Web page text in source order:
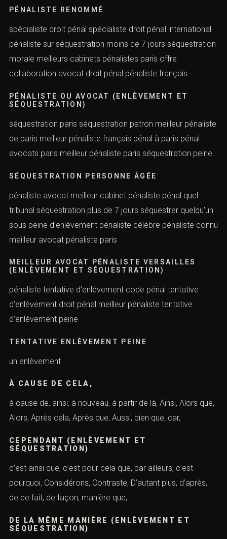
fille pénaliste renommé spécialiste droit pénal
spécialiste droit pénal international pénaliste sur
séquestration jugement séquestration mineur
spécialiste droit pénal spécialiste droit pénal
international pénaliste sur séquestration moins de 7 jours
séquestration morale meilleurs cabinets pénalistes paris
offre collaboration avocat droit pénal pénaliste français
PÉNALISTE OU AVOCAT (ENLÈVEMENT ET
SÉQUESTRATION)
séquestration paris séquestration patron meilleur
pénaliste de paris meilleur pénaliste français pénal à
paris pénal avocats paris meilleur pénaliste paris
séquestration peine
SÉQUESTRATION PERSONNE ÂGÉE
pénaliste avocat meilleur cabinet pénaliste pénal quel
tribunal séquestration plus de 7 jours séquestrer
quelqu’un sous peine d’enlèvement pénaliste célèbre
(ENLÈVEMENT ET SÉQUESTRATION)
pénaliste tentative d’enlèvement code pénal tentative
un enlèvement
à cause de, ainsi, à nouveau, à partir de là, Ainsi, Alors
CEPENDANT (ENLÈVEMENT ET